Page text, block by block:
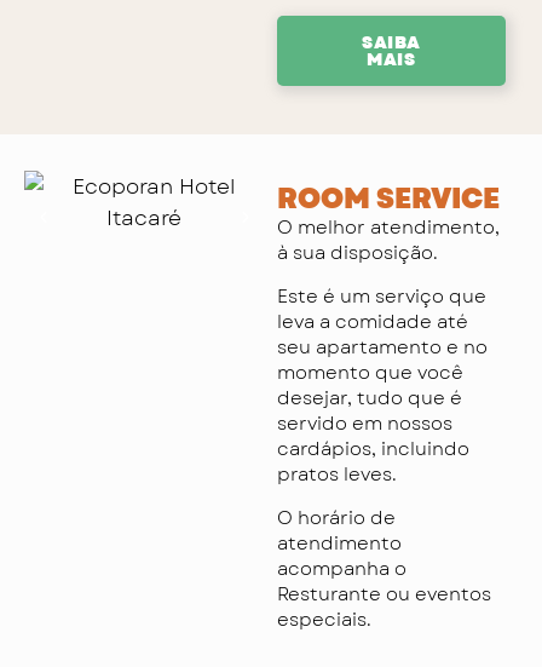
SAIBA
MAIS
ROOM SERVICE
O melhor atendimento,
à sua disposição.
Este é um serviço que
leva a comidade até
seu apartamento e no
momento que você
desejar, tudo que é
servido em nossos
cardápios, incluindo
pratos leves.
O horário de
atendimento
acompanha o
Resturante ou eventos
especiais.